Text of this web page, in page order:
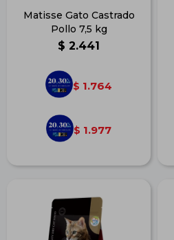
Matisse Gato Castrado
Pollo 7,5 kg
$ 2.441
$ 1.764
$ 1.977